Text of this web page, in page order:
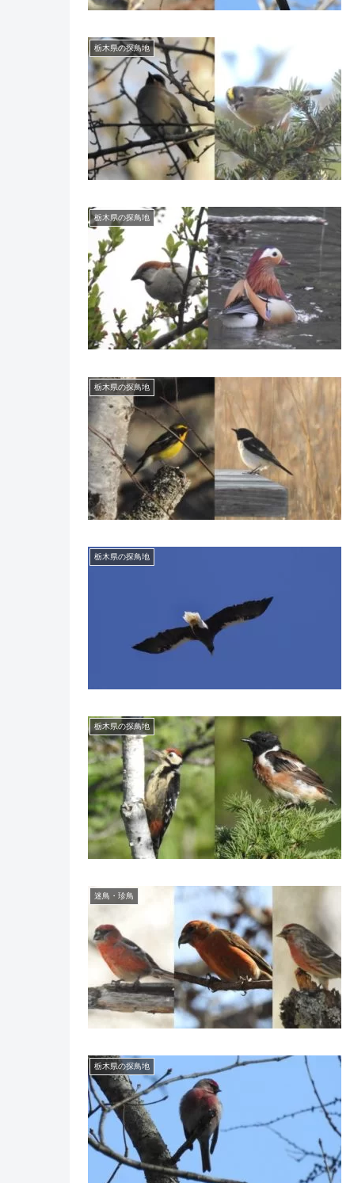
栃木県の探鳥地
栃木県の探鳥地
栃木県の探鳥地
栃木県の探鳥地
栃木県の探鳥地
迷鳥・珍鳥
栃木県の探鳥地